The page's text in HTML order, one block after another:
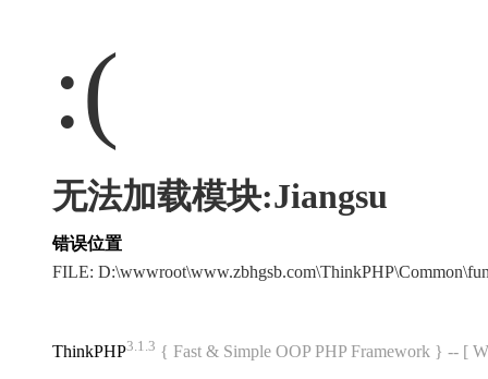
:(
无法加载模块:Jiangsu
错误位置
FILE:
ThinkPHP3.1.3 { Fast & Simple OOP PHP Framework } -- [